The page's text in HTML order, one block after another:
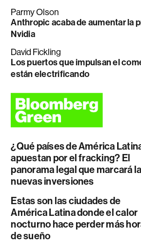
Parmy Olson
Anthropic acaba de aumentar la
Nvidia
David Fickling
Los puertos que impulsan el
están electrificando
¿Qué países de América
apuestan por el fracking? El
panorama legal que marcará
nuevas inversiones
Estas son las ciudades de
América Latina donde el calor
nocturno hace perder más
de sueño